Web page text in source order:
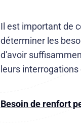
Il est important de
déterminer les
d'avoir
leurs interrogations
Besoin de renfort